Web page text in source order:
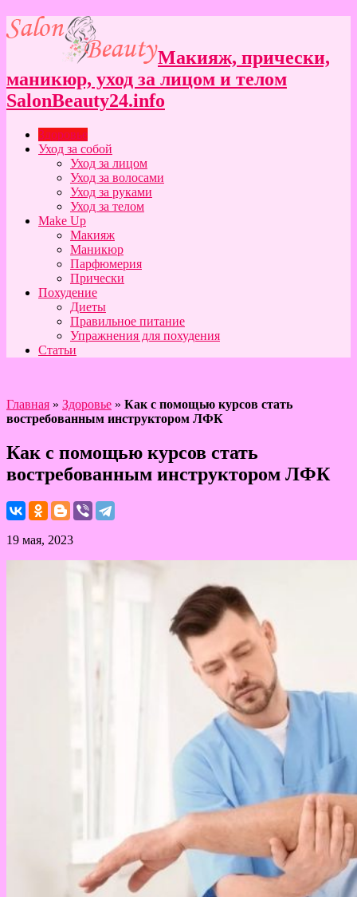
Макияж, прически,
маникюр, уход за лицом и телом
SalonBeauty24.info
Здоровье
Уход за собой
Уход за лицом
Уход за волосами
Уход за руками
Уход за телом
Make Up
Макияж
Маникюр
Парфюмерия
Прически
Похудение
Диеты
Правильное питание
Упражнения для похудения
Статьи
Главная » Здоровье » Как с помощью курсов стать
востребованным инструктором ЛФК
Как с помощью курсов стать
востребованным инструктором ЛФК
19 мая, 2023